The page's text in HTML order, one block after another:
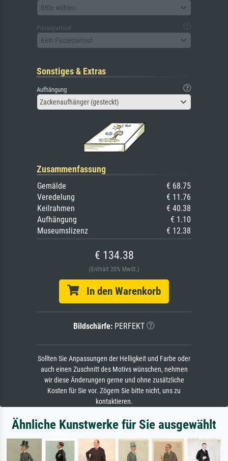
Bitte wählen
Passepartout
Kein Passepartout
Sonstiges & Extras
Aufhängung
Zackenaufhänger (gesteckt)
Zusammenfassung
Gemälde
€ 68.75
Veredelung
€ 11.76
Keilrahmen
€ 40.38
Aufhängung
€ 1.10
Museumslizenz
€ 12.38
€ 134.38
(Enthält 20% MwSt.)
In den Warenkorb
Bildschärfe: PERFEKT
Sollten Sie Anpassungen der Helligkeit und Farbe oder
auch einen Zuschnitt des Motivs wünschen, nehmen
wir diese Änderungen gerne und ohne zusätzliche
Kosten für Sie vor. Zögern Sie bitte nicht, uns zu
kontaktieren.
Ähnliche Kunstwerke für Sie ausgewählt